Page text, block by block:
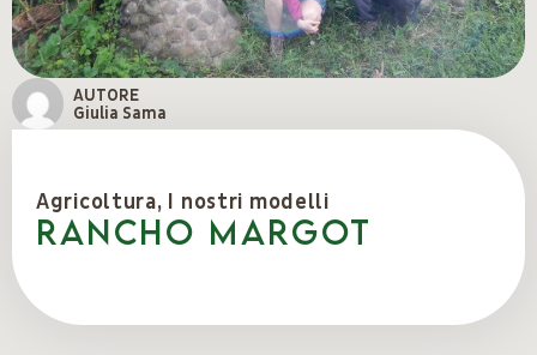
AUTORE
Giulia Sama
Agricoltura, I nostri modelli
RANCHO MARGOT